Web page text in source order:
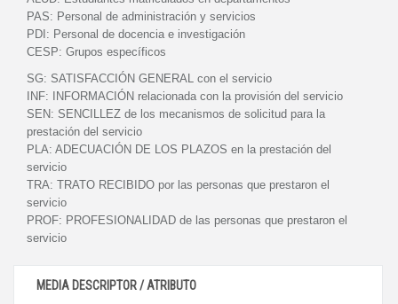
PAS: Personal de administración y servicios
PDI: Personal de docencia e investigación
CESP: Grupos específicos
SG: SATISFACCIÓN GENERAL con el servicio
INF:
INFORMACIÓN relacionada con la provisión del servicio
SEN: SENCILLEZ de los mecanismos de solicitud para la
prestación del servicio
PLA: ADECUACIÓN DE LOS PLAZOS en la prestación del
servicio
TRA: TRATO RECIBIDO por las personas que prestaron el
servicio
PROF: PROFESIONALIDAD de las personas que prestaron el
servicio
MEDIA DESCRIPTOR / ATRIBUTO